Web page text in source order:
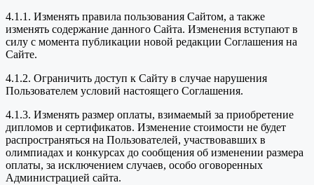
4.1.1. Изменять правила пользования Сайтом, а также
изменять содержание данного Сайта. Изменения вступают в
силу с момента публикации новой редакции Соглашения на
Сайте.
4.1.2. Ограничить доступ к Сайту в случае нарушения
Пользователем условий настоящего Соглашения.
4.1.3. Изменять размер оплаты, взимаемый за приобретение
дипломов и сертификатов. Изменение стоимости не будет
распространяться на Пользователей, участвовавших в
олимпиадах и конкурсах до сообщения об изменении размера
оплаты, за исключением случаев, особо оговоренных
Администрацией сайта.